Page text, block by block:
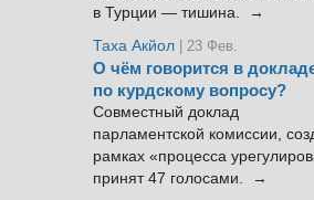
в Турции — тишина. →
Таха Акйол | 23 Фев.
О чём говорится в
по курдскому вопросу?
Совместный доклад
парламентской комиссии,
рамках «процесса
принят 47 голосами. →